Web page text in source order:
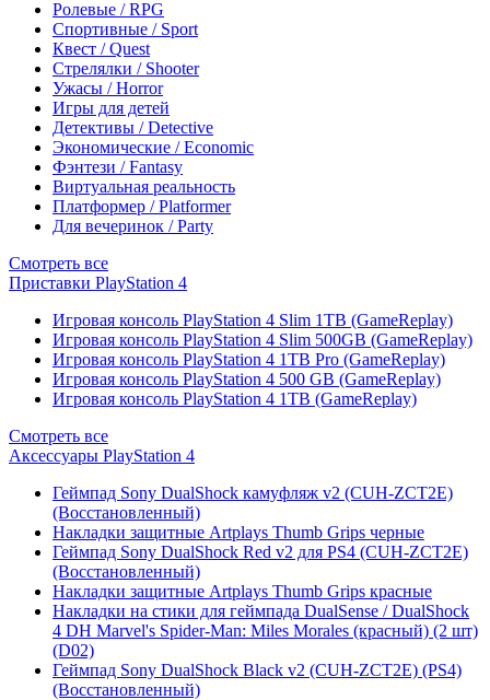
Ролевые / RPG
Спортивные / Sport
Квест / Quest
Стрелялки / Shooter
Ужасы / Horror
Игры для детей
Детективы / Detective
Экономические / Economic
Фэнтези / Fantasy
Виртуальная реальность
Платформер / Platformer
Для вечеринок / Party
Смотреть все
Приставки PlayStation 4
Игровая консоль PlayStation 4 Slim 1TB (GameReplay)
Игровая консоль PlayStation 4 Slim 500GB (GameReplay)
Игровая консоль PlayStation 4 1TB Pro (GameReplay)
Игровая консоль PlayStation 4 500 GB (GameReplay)
Игровая консоль PlayStation 4 1TB (GameReplay)
Смотреть все
Аксессуары PlayStation 4
Геймпад Sony DualShock камуфляж v2 (CUH-ZCT2E)
(Восстановленный)
Накладки защитные Artplays Thumb Grips черные
Геймпад Sony DualShock Red v2 для PS4 (CUH-ZCT2E)
(Восстановленный)
Накладки защитные Artplays Thumb Grips красные
Накладки на стики для геймпада DualSense / DualShock
4 DH Marvel's Spider-Man: Miles Morales (красный) (2 шт)
(D02)
Геймпад Sony DualShock Black v2 (CUH-ZCT2E) (PS4)
(Восстановленный)